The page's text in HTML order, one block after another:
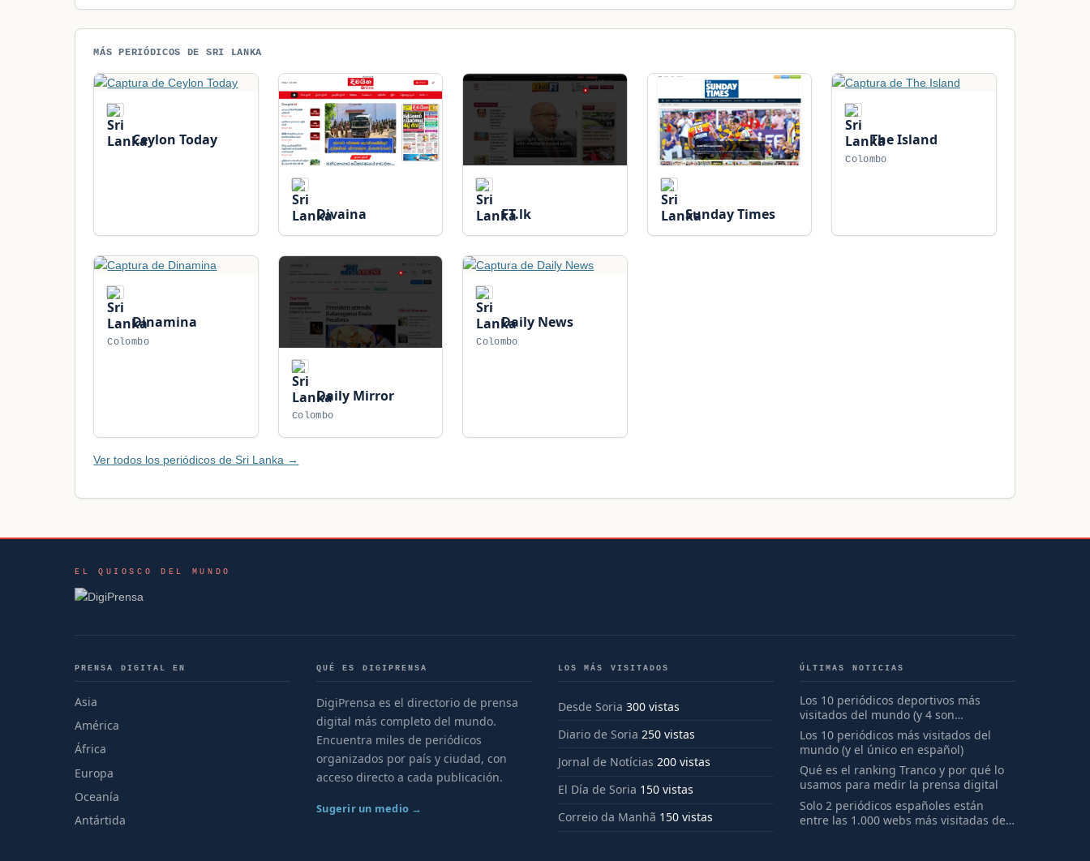
MÁS PERIÓDICOS DE SRI LANKA
Ceylon Today
Divaina FT.lk Sunday Times
The Island
Colombo
Dinamina
Colombo
Daily Mirror
Colombo
Daily News
Colombo
Ver todos los periódicos de Sri Lanka →
EL QUIOSCO DEL MUNDO
PRENSA DIGITAL EN
Asia
América
África
Europa
Oceanía
Antártida
QUÉ ES DIGIPRENSA
DigiPrensa es el directorio de prensa
digital más completo del mundo.
Encuentra miles de periódicos
organizados por país y ciudad, con
acceso directo a cada publicación.
Sugerir un medio →
LOS MÁS VISITADOS
Desde Soria 300 vistas
Diario de Soria 250 vistas
Jornal de Notícias 200 vistas
El Día de Soria 150 vistas
Correio da Manhã 150 vistas
ÚLTIMAS NOTICIAS
Los 10 periódicos deportivos más
visitados del mundo (y 4 son
españoles)
Los 10 periódicos más visitados del
mundo (y el único en español)
Qué es el ranking Tranco y por qué lo
usamos para medir la prensa digital
Solo 2 periódicos españoles están
entre las 1.000 webs más visitadas del